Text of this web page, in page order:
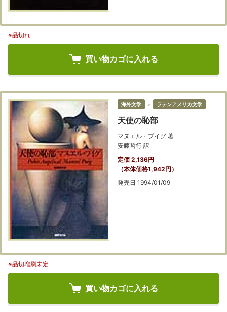
※品切れ
買い物カゴに入れる
海外文学 ＞ ラテンアメリカ文学
天使の恥部
マヌエル・プイグ 著
安藤哲行 訳
定価 2,136円
（本体価格1,942円）
発売日 1994/01/09
※品切増刷未定
買い物カゴに入れる